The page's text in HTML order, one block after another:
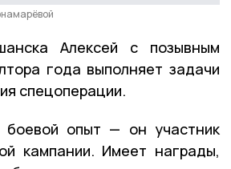
Алексей с позывным
года выполняет задачи
спецоперации.
боевой опыт — он участник
кампании. Имеет награды,